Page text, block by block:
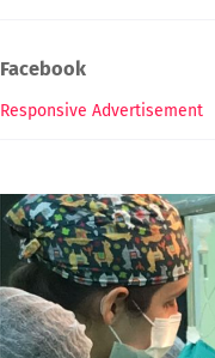
Facebook
Responsive Advertisement